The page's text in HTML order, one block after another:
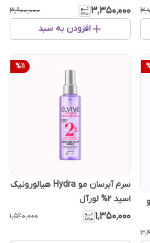
۳٬۳۵۰٬۰۰۰ ۳٬۹۰۰٬۰۰۰
افزودن به سبد
%11
سرم آبرسان مو Hydra هیالورونیک
اسید 2% لورآل
۱٬۳۵۰٬۰۰۰ ۱٬۵۲۰٬۰۰۰